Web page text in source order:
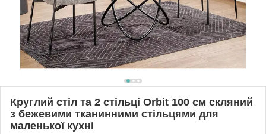
Круглий стіл та 2 стільці Orbit 100 см скляний
з бежевими тканинними стільцями для
маленької кухні